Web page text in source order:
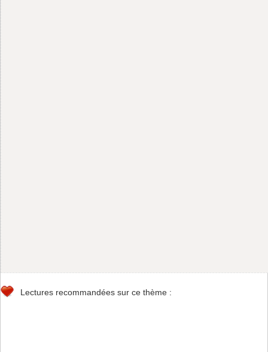
Lectures recommandées sur ce thème :